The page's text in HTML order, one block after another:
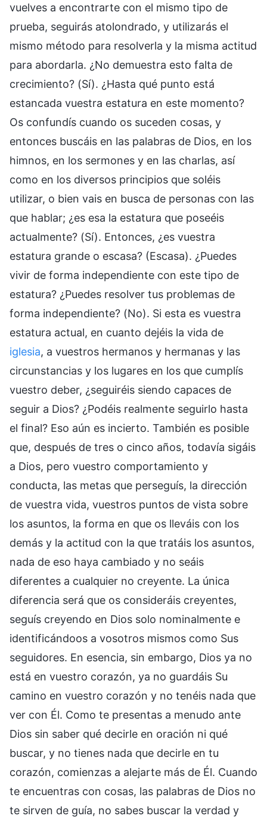
vuelves a encontrarte con el mismo tipo de
prueba, seguirás atolondrado, y utilizarás el
mismo método para resolverla y la misma actitud
para abordarla. ¿No demuestra esto falta de
crecimiento? (Sí). ¿Hasta qué punto está
estancada vuestra estatura en este momento?
Os confundís cuando os suceden cosas, y
entonces buscáis en las palabras de Dios, en los
himnos, en los sermones y en las charlas, así
como en los diversos principios que soléis
utilizar, o bien vais en busca de personas con las
que hablar; ¿es esa la estatura que poseéis
actualmente? (Sí). Entonces, ¿es vuestra
estatura grande o escasa? (Escasa). ¿Puedes
vivir de forma independiente con este tipo de
estatura? ¿Puedes resolver tus problemas de
forma independiente? (No). Si esta es vuestra
estatura actual, en cuanto dejéis la vida de
iglesia, a vuestros hermanos y hermanas y las
circunstancias y los lugares en los que cumplís
vuestro deber, ¿seguiréis siendo capaces de
seguir a Dios? ¿Podéis realmente seguirlo hasta
el final? Eso aún es incierto. También es posible
que, después de tres o cinco años, todavía sigáis
a Dios, pero vuestro comportamiento y
conducta, las metas que perseguís, la dirección
de vuestra vida, vuestros puntos de vista sobre
los asuntos, la forma en que os lleváis con los
demás y la actitud con la que tratáis los asuntos,
nada de eso haya cambiado y no seáis
diferentes a cualquier no creyente. La única
diferencia será que os consideráis creyentes,
seguís creyendo en Dios solo nominalmente e
identificándoos a vosotros mismos como Sus
seguidores. En esencia, sin embargo, Dios ya no
está en vuestro corazón, ya no guardáis Su
camino en vuestro corazón y no tenéis nada que
ver con Él. Como te presentas a menudo ante
Dios sin saber qué decirle en oración ni qué
buscar, y no tienes nada que decirle en tu
corazón, comienzas a alejarte más de Él. Cuando
te encuentras con cosas, las palabras de Dios no
te sirven de guía, no sabes buscar la verdad y